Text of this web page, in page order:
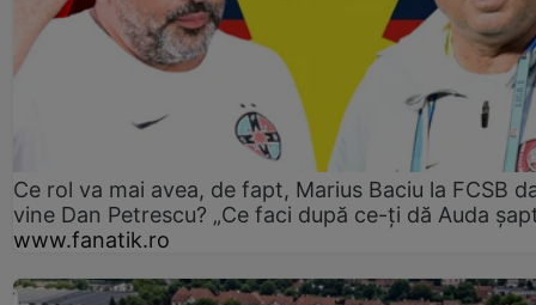
Ce rol va mai avea, de fapt, Marius Baciu la FCSB
vine Dan Petrescu? „Ce faci după ce-ți dă Auda
www.fanatik.ro